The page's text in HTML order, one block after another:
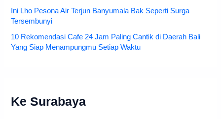
Ini Lho Pesona Air Terjun Banyumala Bak Seperti Surga
Tersembunyi
10 Rekomendasi Cafe 24 Jam Paling Cantik di Daerah Bali
Yang Siap Menampungmu Setiap Waktu
Ke Surabaya